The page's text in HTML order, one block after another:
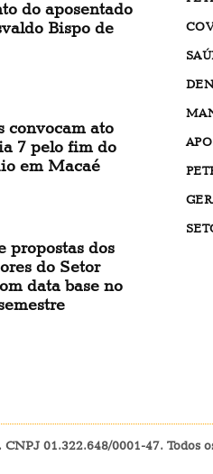
do aposentado
Bispo de
convocam ato
7 pelo fim do
em Macaé
propostas dos
do Setor
data base no
01.322.648/0001-47. Todos